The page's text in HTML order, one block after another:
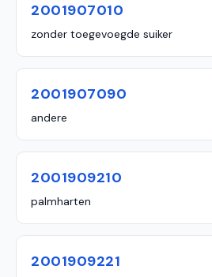
2001907010
zonder toegevoegde suiker
2001907090
andere
2001909210
palmharten
2001909221